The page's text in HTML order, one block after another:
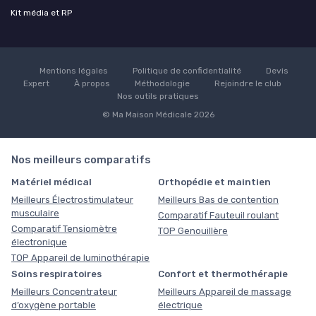
Kit média et RP
Mentions légales Politique de confidentialité
Devis
Expert
À propos Méthodologie
Rejoindre le club
Nos outils pratiques
© Ma Maison Médicale 2026
Nos meilleurs comparatifs
Matériel médical
Meilleurs Électrostimulateur
musculaire
Comparatif Tensiomètre
électronique
TOP Appareil de luminothérapie
Orthopédie et maintien
Meilleurs Bas de contention
Comparatif Fauteuil roulant
TOP Genouillère
Soins respiratoires
Meilleurs Concentrateur
d’oxygène portable
Confort et thermothérapie
Meilleurs Appareil de massage
électrique